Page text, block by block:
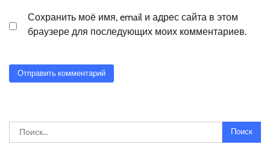
Сохранить моё имя, email и адрес сайта в этом
браузере для последующих моих комментариев.
Найти: